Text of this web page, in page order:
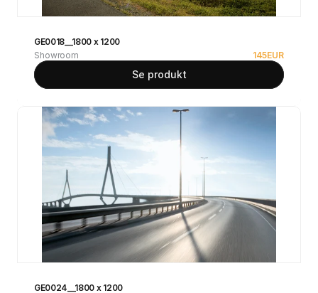
GE0018__1800 x 1200
Showroom
145EUR
Se produkt
GE0024__1800 x 1200